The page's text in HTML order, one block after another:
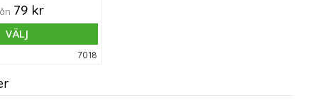
(upp till Ø
75 cm).
79 kr
VÄLJ
7018